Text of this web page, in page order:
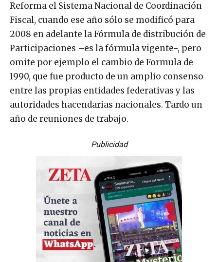
Reforma el Sistema Nacional de Coordinación
Fiscal, cuando ese año sólo se modificó para
2008 en adelante la Fórmula de distribución de
Participaciones –es la fórmula vigente-, pero
omite por ejemplo el cambio de Formula de
1990, que fue producto de un amplio consenso
entre las propias entidades federativas y las
autoridades hacendarias nacionales. Tardo un
año de reuniones de trabajo.
Publicidad